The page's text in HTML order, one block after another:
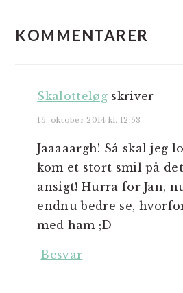
KOMMENTARER
Skalotteløg skriver
15. oktober 2014 kl. 12:53
Jaaaaargh! Så skal jeg
kom et stort smil på
ansigt! Hurra for Jan,
endnu bedre se,
med ham ;D
Besvar